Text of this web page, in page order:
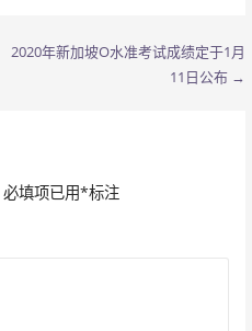
2020年新加坡O水准考试成绩定于1月
11日公布 →
必填项已用*标注